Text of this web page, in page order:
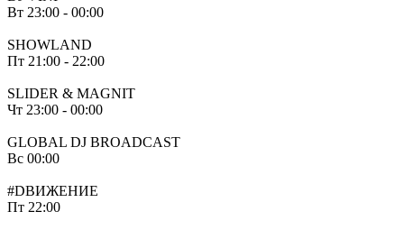
Вт 23:00 - 00:00
SHOWLAND
Пт 21:00 - 22:00
SLIDER & MAGNIT
Чт 23:00 - 00:00
GLOBAL DJ BROADCAST
Вс 00:00
#DВИЖЕНИЕ
Пт 22:00